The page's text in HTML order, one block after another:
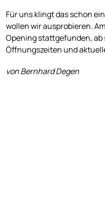
Für uns klingt das schon
wollen wir ausprobieren.
Opening stattgefunden,
Öffnungszeiten und
von Bernhard Degen